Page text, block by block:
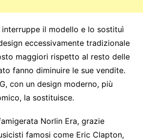
interruppe il modello e lo sostituì
eccessivamente tradizionale
maggiori rispetto al resto delle
fanno diminuire le sue vendite.
con un design moderno, più
la sostituisce.
Norlin Era, grazie
famosi come Eric Clapton,